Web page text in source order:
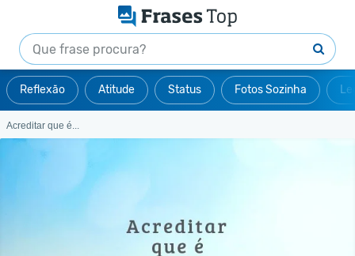
Reflexão Atitude Status Fotos Sozinha
Acreditar que é...